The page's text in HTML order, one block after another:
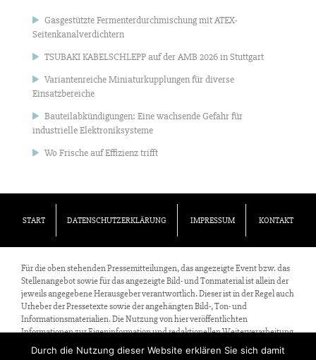
Gasgestützte Fermenterdurchmischung mit ATEX-
Seitenkanalverdichtern
TSUBAKI KABELSCHLEPP auf der AMB 2026 in Stuttgart
Variantenreiche Miniaturkupplungen für diverse
Einsatzbereiche
Bauteilabkündigungen: Eine wachsende Gefahr für
industrielle Elektroniksysteme
Wo Frische auf Effizienz trifft
START DATENSCHUTZERKLÄRUNG IMPRESSUM KONTAKT
Für die oben stehenden Pressemitteilungen, das angezeigte Event bzw. das
Stellenangebot sowie für das angezeigte Bild- und Tonmaterial ist allein der
jeweils angegebene Herausgeber verantwortlich. Dieser ist in der Regel auch
Urheber der Pressetexte sowie der angehängten Bild-, Ton- und
Informationsmaterialien. Die Nutzung von hier veröffentlichten
Informationen zur Eigeninformation und redaktionellen Weiterverarbeitung
ist in der Regel kostenfrei. Bitte klären Sie vor einer Weiterverwendung
urheberrechtliche Fragen mit dem angegebenen Herausgeber.
Durch die Nutzung dieser Website erklären Sie sich damit